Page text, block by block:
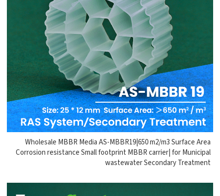
Wholesale MBBR Media AS-MBBR19|650 m2/m3 Surface Area
Corrosion resistance Small footprint MBBR carrier| for Municipal
wastewater Secondary Treatment